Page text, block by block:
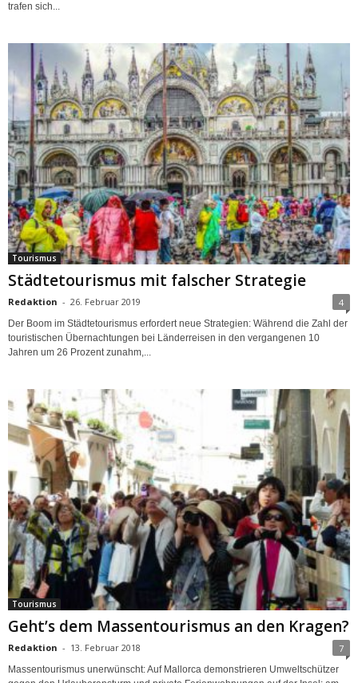
trafen sich...
Tourismus
Städtetourismus mit falscher Strategie
Redaktion - 26. Februar 2019 4
Der Boom im Städtetourismus erfordert neue Strategien: Während die Zahl der
touristischen Übernachtungen bei Länderreisen in den vergangenen 10
Jahren um 26 Prozent zunahm,...
Tourismus
Geht’s dem Massentourismus an den Kragen?
Redaktion - 13. Februar 2018 7
Massentourismus unerwünscht: Auf Mallorca demonstrieren Umweltschützer